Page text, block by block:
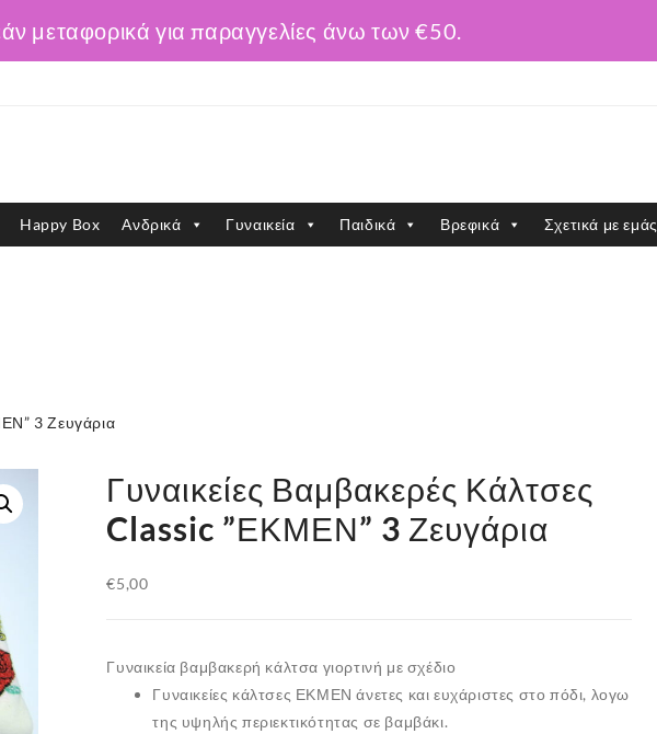
μεταφορικά για παραγγελίες άνω των €50.
Happy Box Ανδρικά Γυναικεία Παιδικά Βρεφικά Σχετικά με εμάς
3 Ζευγάρια
Γυναικείες Βαμβακερές Κάλτσες
Classic ”ΕΚΜΕΝ” 3 Ζευγάρια
€5,00
Γυναικεία βαμβακερή κάλτσα γιορτινή με σχέδιο
Γυναικείες κάλτσες ΕΚΜΕΝάνετες και ευχάριστες στο πόδι, λογω
της υψηλής περιεκτικότητας σε βαμβάκι.